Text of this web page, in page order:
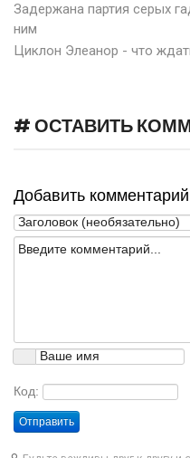
Задержана партия серых
ним
Циклон Элеанор - что
# ОСТАВИТЬ
Добавить комментарий
Код:
Отправить